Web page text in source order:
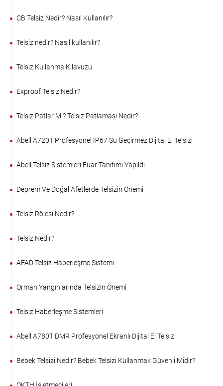
CB Telsiz Nedir? Nasıl Kullanılır?
Telsiz nedir? Nasıl kullanılır?
Telsiz Kullanma Kılavuzu
Exproof Telsiz Nedir?
Telsiz Patlar Mı? Telsiz Patlaması Nedir?
Abell A720T Profesyonel IP67 Su Geçirmez Dijital El Telsizi
Abell Telsiz Sistemleri Fuar Tanıtımı Yapıldı
Deprem Ve Doğal Afetlerde Telsizin Önemi
Telsiz Rölesi Nedir?
Telsiz Nedir?
AFAD Telsiz Haberleşme Sistemi
Orman Yangınlarında Telsizin Önemi
Telsiz Haberleşme Sistemleri
Abell A780T DMR Profesyonel Ekranlı Dijital El Telsizi
Bebek Telsizi Nedir? Bebek Telsizi Kullanmak Güvenli Midir?